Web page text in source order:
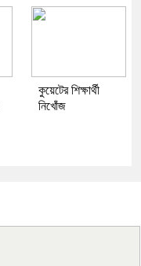
কুয়েটের শিক্ষার্থী
নিখোঁজ